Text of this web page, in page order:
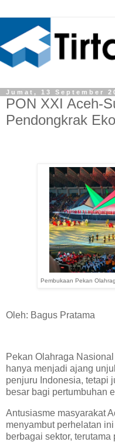
Jumat, 13 September
PON XXI Aceh-
Pendongkrak
Pembukaan Pekan
Oleh: Bagus Pratama
Pekan Olahraga
hanya menjadi ajang
penjuru Indonesia, tetapi
besar bagi pertumbuhan
Antusiasme masyarakat
menyambut perhelatan
berbagai sektor,